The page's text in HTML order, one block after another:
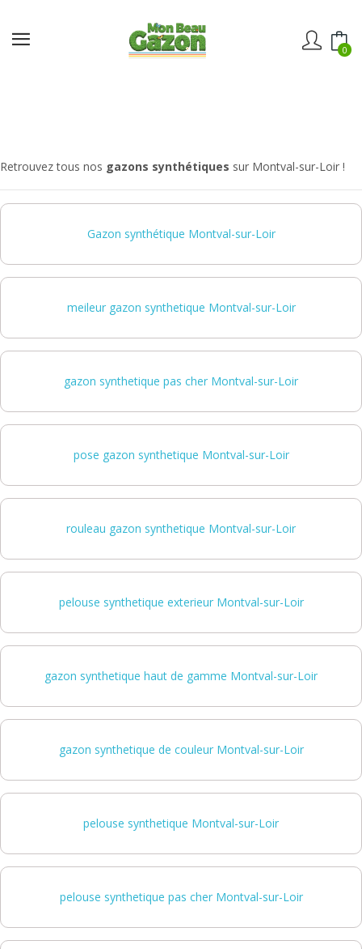
0
Retrouvez tous nos gazons synthétiques sur Montval-sur-Loir !
Gazon synthétique Montval-sur-Loir
meileur gazon synthetique Montval-sur-Loir
gazon synthetique pas cher Montval-sur-Loir
pose gazon synthetique Montval-sur-Loir
rouleau gazon synthetique Montval-sur-Loir
pelouse synthetique exterieur Montval-sur-Loir
gazon synthetique haut de gamme Montval-sur-Loir
gazon synthetique de couleur Montval-sur-Loir
pelouse synthetique Montval-sur-Loir
pelouse synthetique pas cher Montval-sur-Loir